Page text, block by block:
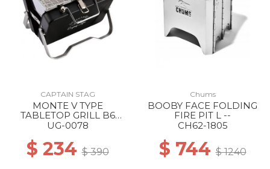
CAPTAIN STAG
MONTE V TYPE
TABLETOP GRILL B6
TYPE BLACK
UG-0078
$ 234$ 390
Chums
BOOBY FACE FOLDING
FIRE PIT L --
CH62-1805
$ 744$ 1240